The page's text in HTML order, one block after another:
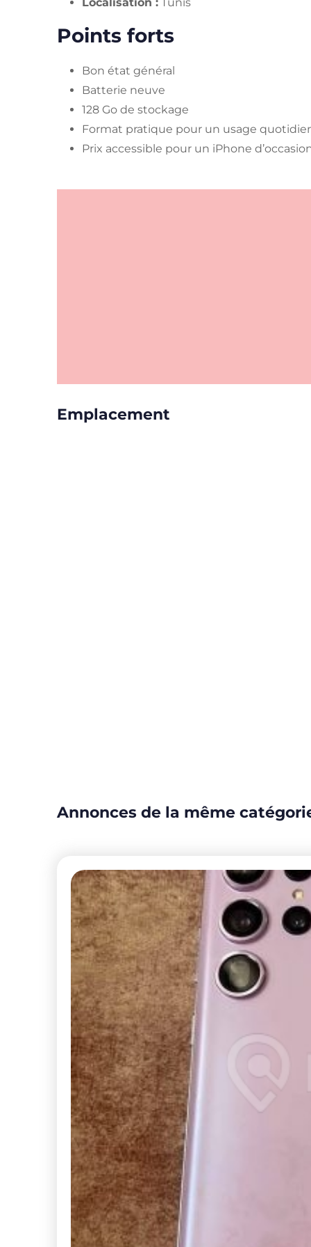
Points forts
Bon état général
Batterie neuve
128 Go de stockage
Format pratique pour un usage
Prix accessible pour un iPhone
Emplacement
Annonces de la même